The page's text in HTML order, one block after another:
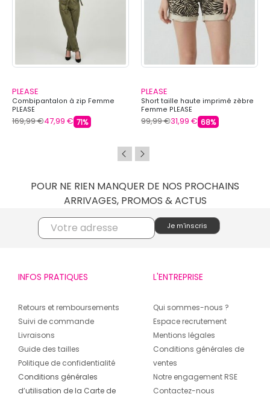
PLEASE
Combipantalon à zip Femme
PLEASE
169,99 €47,99 € 71%
PLEASE
Short taille haute imprimé zèbre
Femme PLEASE
99,99 €31,99 € 68%
POUR NE RIEN MANQUER DE NOS PROCHAINS
ARRIVAGES, PROMOS & ACTUS
INFOS PRATIQUES
Retours et remboursements
Suivi de commande
Livraisons
Guide des tailles
Politique de confidentialité
Conditions générales
d’utilisation de la Carte de
L'ENTREPRISE
Qui sommes-nous ?
Espace recrutement
Mentions légales
Conditions générales de
ventes
Notre engagement RSE
Contactez-nous